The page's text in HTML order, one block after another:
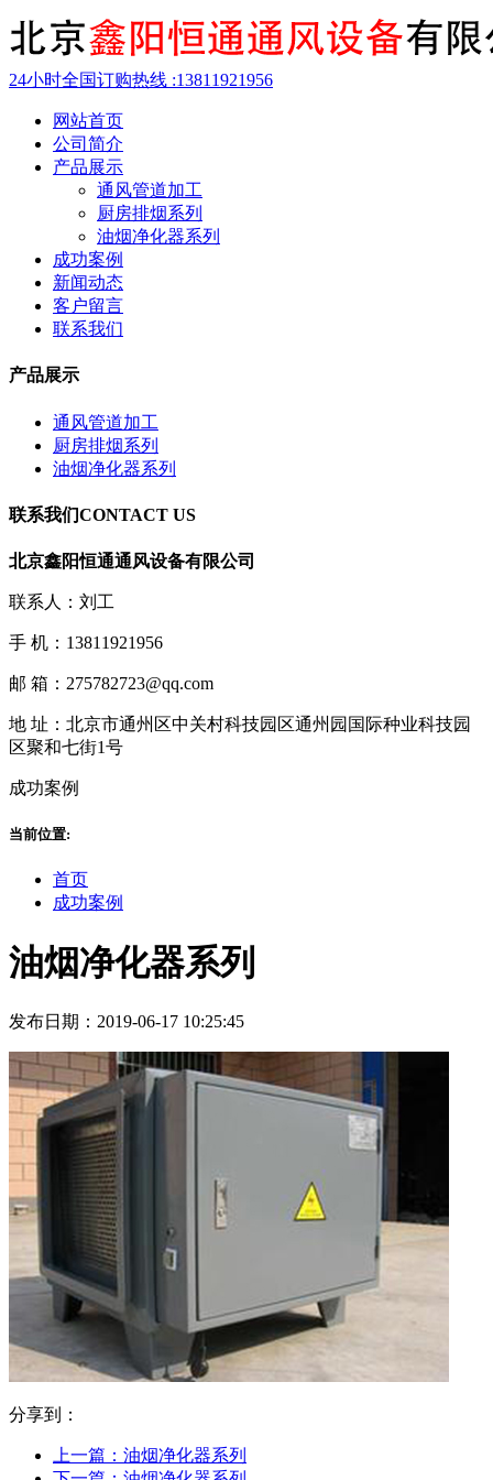
24小时全国订购热线 :13811921956
网站首页
公司简介
产品展示
通风管道加工
厨房排烟系列
油烟净化器系列
成功案例
新闻动态
客户留言
联系我们
产品展示
通风管道加工
厨房排烟系列
油烟净化器系列
联系我们CONTACT US
北京鑫阳恒通通风设备有限公司
联系人：刘工
手 机：13811921956
邮 箱：275782723@qq.com
地 址：北京市通州区中关村科技园区通州园国际种业科技园
区聚和七街1号
成功案例
当前位置:
首页
成功案例
油烟净化器系列
发布日期：2019-06-17 10:25:45
分享到：
上一篇：油烟净化器系列